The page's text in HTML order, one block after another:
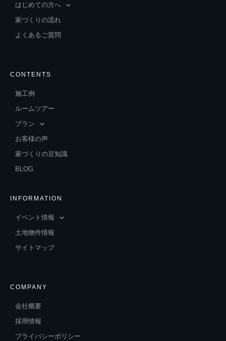
はじめての方へ
家づくりの流れ
よくあるご質問
CONTENTS
施工例
ルームツアー
プラン
お客様の声
家づくりの豆知識
BLOG
INFORMATION
イベント情報
土地物件情報
サイトマップ
COMPANY
会社概要
採用情報
プライバシーポリシー